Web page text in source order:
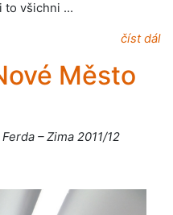
to všichni …
číst dál
Město
– Zima 2011/12